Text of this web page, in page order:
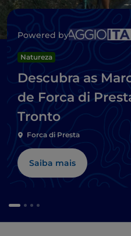
Powered by
Natureza
Descubra as
de Forca di
Tronto
Forca di Presta
Saiba mais